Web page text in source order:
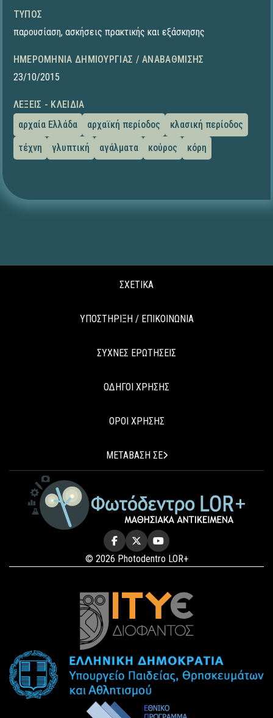
ΤΎΠΟΣ
παρουσίαση, ασκήσεις πρακτικής και εξάσκησης
ΗΜΕΡΟΜΗΝΊΑ ΔΗΜΙΟΥΡΓΊΑΣ / ΑΝΑΒΆΘΜΙΣΗΣ
23/10/2015
ΛΈΞΕΙΣ - ΚΛΕΙΔΙΆ
αρχαία Ελλάδα
αρχαϊκή περίοδος
κλασική περίοδος
τέχνη
γλυπτική αγάλματα κούρος κόρη
ΣΧΕΤΙΚΑ
ΥΠΟΣΤΗΡΙΞΗ / ΕΠΙΚΟΙΝΩΝΙΑ
ΣΥΧΝΕΣ ΕΡΩΤΗΣΕΙΣ
ΟΔΗΓΟΙ ΧΡΗΣΗΣ
ΟΡΟΙ ΧΡΗΣΗΣ
ΜΕΤΑΒΑΣΗ ΣΕ
© 2026 Photodentro LOR+